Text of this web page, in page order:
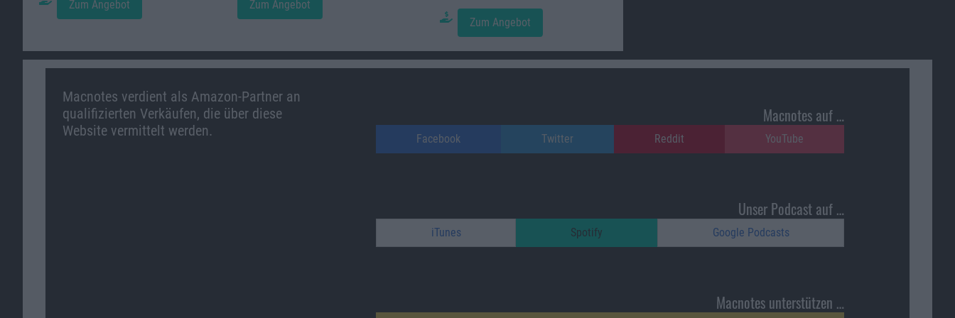
Zum Angebot Zum Angebot
Zum Angebot
Macnotes verdient als Amazon-Partner an
qualifizierten Verkäufen, die über diese
Website vermittelt werden.
Macnotes auf …
Facebook Twitter Reddit YouTube
Unser Podcast auf …
iTunes Spotify Google Podcasts
Macnotes unterstützen …